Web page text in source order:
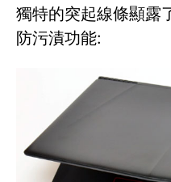
獨特的突起線條顯露
防污漬功能: